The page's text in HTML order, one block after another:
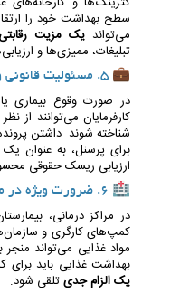
سطح بهداشت خود را
می‌تواندیک مزیت
تبلیغات، ممیزی‌ها و
💼 5. مسئولیت قانونی و کیفری کارفرما
در صورت وقوع بیماری
کارفرمایان می‌توانند از
شناخته شوند. داشتن
برای پرسنل، به عنوان
ارزیابی ریسک حقوقی
🏥 6. ضرورت ویژه در مراکز حساس
در مراکز درمانی،
کمپ‌های کارگری و
مواد غذایی می‌تواند
بهداشت غذایی باید برای
یک الزام جدیتلقی شود.